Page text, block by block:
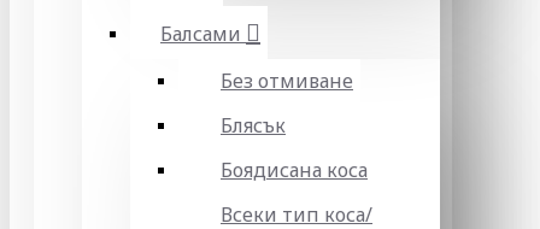
Балсами
Без отмиване
Блясък
Боядисана коса
Всеки тип коса/